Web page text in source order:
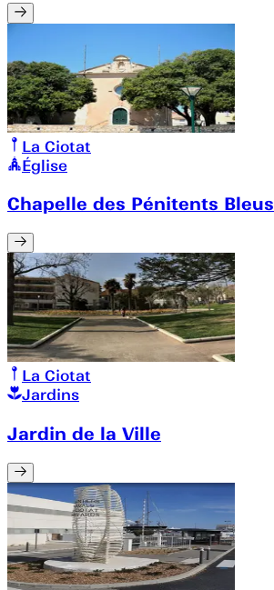
La Ciotat
Église
Chapelle des Pénitents Bleus
La Ciotat
Jardins
Jardin de la Ville